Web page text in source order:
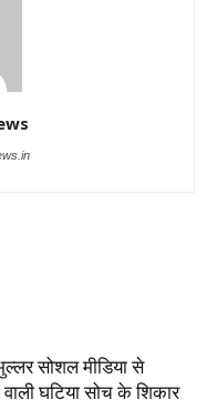
सोशल मीडिया से
वाली घटिया सोच के शिकार